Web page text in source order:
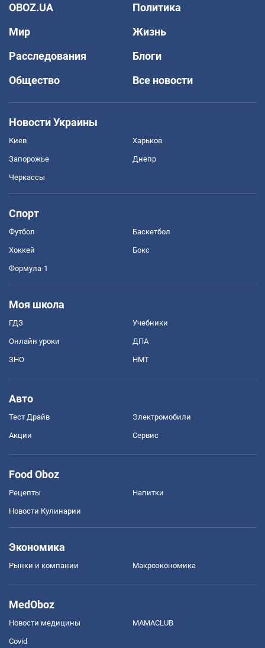
OBOZ.UA
Политика
Мир
Жизнь
Расследования
Блоги
Общество
Все новости
Новости Украины
Киев Харьков
Запорожье Днепр
Черкассы
Спорт
Футбол Баскетбол
Хоккей Бокс
Формула-1
Моя школа
ГДЗ Учебники
Онлайн уроки ДПА
ЗНО НМТ
Авто
Тест Драйв Электромобили
Акции Сервис
Food Oboz
Рецепты Напитки
Новости Кулинарии
Экономика
Рынки и компании Mакроэкономика
MedOboz
Новости медицины MAMACLUB
Covid